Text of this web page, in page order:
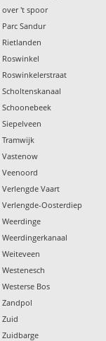
over 't spoor
Sandur
Vaart
Oosterdiep
Bos